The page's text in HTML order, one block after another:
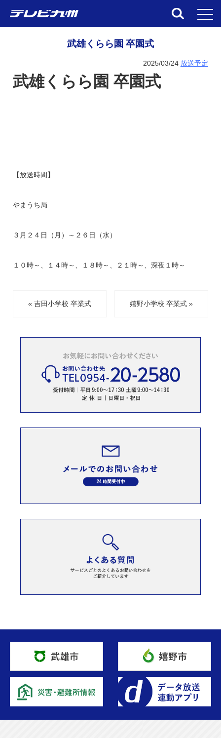
武雄くらら園 卒園式
2025/03/24 放送予定
武雄くらら園 卒園式
【放送時間】
やまうち局
３月２４日（月）～２６日（水）
１０時～、１４時～、１８時～、２１時～、深夜１時～
« 吉田小学校 卒業式 嬉野小学校 卒業式 »